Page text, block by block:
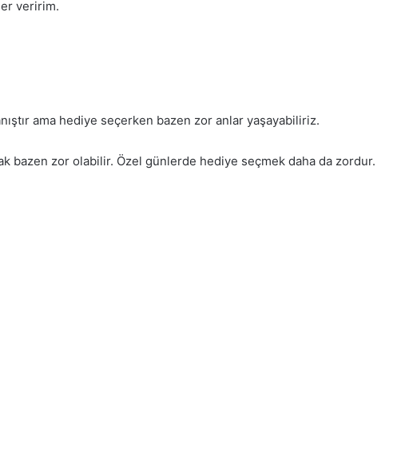
veririm.
ama hediye seçerken bazen zor anlar yaşayabiliriz.
bazen zor olabilir. Özel günlerde hediye seçmek daha da zordur.